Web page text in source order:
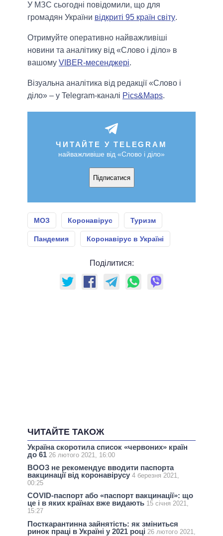
У МЗС сьогодні повідомили, що для
громадян України відкриті 95 країн світу.
Отримуйте оперативно найважливіші
новини та аналітику від «Слово і діло» в
вашому VIBER-месенджері.
Візуальна аналітика від редакції «Слово і
діло» – у Telegram-каналі Pics&Maps.
ЧИТАЙТЕ У TELEGRAM
найважливіше від «Слово і діло»
Підписатися
МОЗ Коронавірус Туризм
Пандемия Коронавірус в Україні
Поділитися:
ЧИТАЙТЕ ТАКОЖ
Україна скоротила список «червоних» країн
до 61 26 лютого 2021, 16:00
ВООЗ не рекомендує вводити паспорта
вакцинації від коронавірусу 4 березня 2021,
00:25
COVID-паспорт або «паспорт вакцинації»: що
це і в яких країнах вже видають 15 січня 2021,
15:27
Посткарантинна зайнятість: як зміниться
ринок праці в Україні у 2021 році 26 лютого 2021,